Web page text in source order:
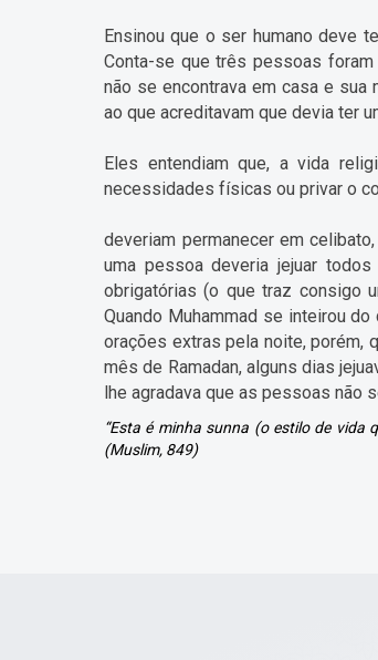
Ensinou que o ser humano deve
Conta-se que três pessoas foram
não se encontrava em casa e sua
ao que acreditavam que devia ter
Eles entendiam que, a vida
necessidades físicas ou privar o
deveriam permanecer em
uma pessoa deveria jejuar
obrigatórias (o que traz consigo
Quando Muhammad se inteirou
orações extras pela noite, porém,
mês de Ramadan, alguns dias
lhe agradava que as pessoas não
“Esta é minha sunna (o estilo de vida
(Muslim, 849)